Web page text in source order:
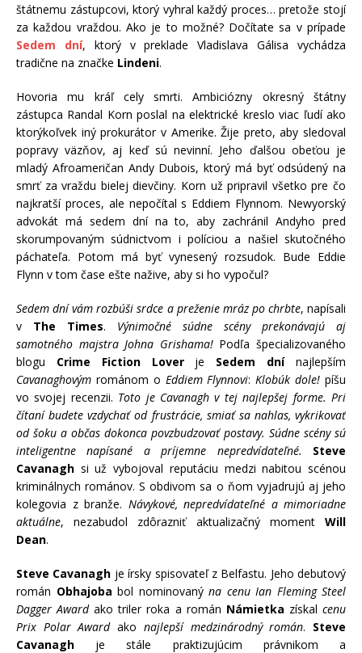
štátnemu zástupcovi, ktorý vyhral každý proces… pretože stojí
za každou vraždou. Ako je to možné? Dočítate sa v prípade
Sedem dní, ktorý v preklade Vladislava Gálisa vychádza
tradične na značke Lindeni.
Hovoria mu kráľ cely smrti. Ambiciózny okresný štátny
zástupca Randal Korn poslal na elektrické kreslo viac ľudí ako
ktorýkoľvek iný prokurátor v Amerike. Žije preto, aby sledoval
popravy väzňov, aj keď sú nevinní. Jeho ďalšou obeťou je
mladý Afroameričan Andy Dubois, ktorý má byť odsúdený na
smrť za vraždu bielej dievčiny. Korn už pripravil všetko pre čo
najkratší proces, ale nepočítal s Eddiem Flynnom. Newyorský
advokát má sedem dní na to, aby zachránil Andyho pred
skorumpovaným súdnictvom i políciou a našiel skutočného
páchateľa. Potom má byť vynesený rozsudok. Bude Eddie
Flynn v tom čase ešte nažive, aby si ho vypočul?
Sedem dní vám rozbúši srdce a preženie mráz po chrbte, napísali
v The Times. Výnimočné súdne scény prekonávajú aj
samotného majstra Johna Grishama!Podľa špecializovaného
blogu Crime Fiction Loverje Sedem dnínajlepším
Cavanaghovým románom o Eddiem Flynnovi: Klobúk dole! píšu
vo svojej recenzii. Toto je Cavanagh v tej najlepšej forme. Pri
čítaní budete vzdychať od frustrácie, smiať sa nahlas, vykrikovať
od šoku a občas dokonca povzbudzovať postavy. Súdne scény sú
inteligentne napísané a príjemne nepredvídateľné.
Steve
Cavanagh si už vybojoval reputáciu medzi nabitou scénou
kriminálnych románov. S obdivom sa o ňom vyjadrujú aj jeho
kolegovia z branže. Návykové, nepredvídateľné a mimoriadne
aktuálne, nezabudol zdôrazniť aktualizačný moment Will
Dean.
Steve Cavanagh je írsky spisovateľ z Belfastu. Jeho debutový
román Obhajoba bol nominovaný na cenu Ian Fleming Steel
Dagger Awardako triler roka a román Námietka získalcenu
Prix Polar Awardako najlepší medzinárodný román. Steve
Cavanagh je stále praktizujúcim právnikom a